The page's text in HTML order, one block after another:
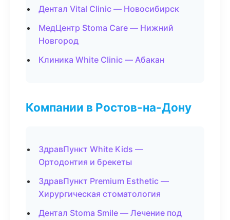
Дентал Vital Clinic — Новосибирск
МедЦентр Stoma Care — Нижний
Новгород
Клиника White Clinic — Абакан
Компании в Ростов-на-Дону
ЗдравПункт White Kids —
Ортодонтия и брекеты
ЗдравПункт Premium Esthetic —
Хирургическая стоматология
Дентал Stoma Smile — Лечение под